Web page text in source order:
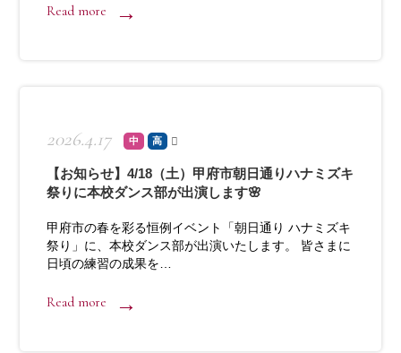
Read more
2026.4.17 中 高
【お知らせ】4/18（土）甲府市朝日通りハナミズキ
祭りに本校ダンス部が出演します🌸
甲府市の春を彩る恒例イベント「朝日通り ハナミズキ
祭り」に、本校ダンス部が出演いたします。 皆さまに
日頃の練習の成果を…
Read more